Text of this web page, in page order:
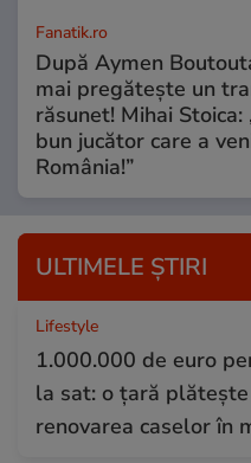
Fanatik.ro
După Aymen
mai pregătește un
răsunet! Mihai Stoica:
bun jucător care a
România!”
ULTIMELE ȘTIRI
Lifestyle
1.000.000 de euro
la sat: o țară
renovarea caselor în